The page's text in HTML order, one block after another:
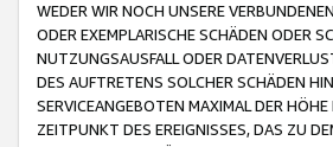
WEDER WIR NOCH UNSERE
ODER EXEMPLARISCHE SCHÄDEN ODER
NUTZUNGSAUSFALL ODER
DES AUFTRETENS SOLCHER SCHÄDEN
SERVICEANGEBOTEN MAXIMAL DER
ZEITPUNKT DES EREIGNISSES, DAS ZU